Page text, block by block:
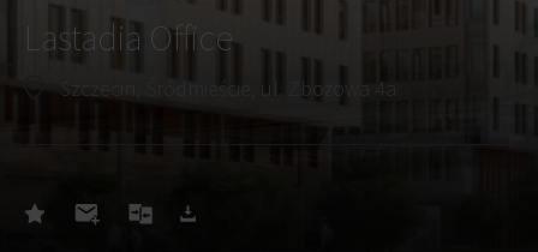
Lastadia Office
Szczecin, Śródmieście, ul. Zbożowa 4a